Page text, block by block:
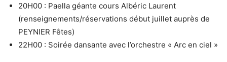
20H00 : Paella géante cours Albéric Laurent
(renseignements/réservations début juillet auprès de
PEYNIER Fêtes)
22H00 : Soirée dansante avec l’orchestre « Arc en ciel »